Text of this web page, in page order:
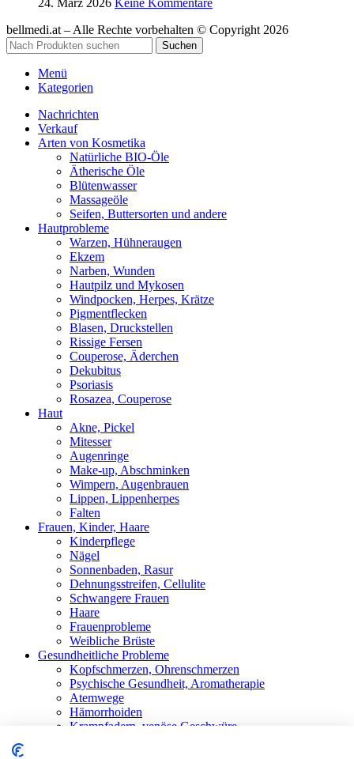
24. März 2026 Keine Kommentare
bellmedi.at – Alle Rechte vorbehalten © Copyright 2026
Suchen
Menü
Kategorien
Nachrichten
Verkauf
Arten von Kosmetika
Natürliche BIO-Öle
Ätherische Öle
Blütenwasser
Massageöle
Seifen, Buttersorten und andere
Hautprobleme
Warzen, Hühneraugen
Ekzem
Narben, Wunden
Hautpilz und Mykosen
Windpocken, Herpes, Krätze
Pigmentflecken
Blasen, Druckstellen
Rissige Fersen
Couperose, Äderchen
Dekubitus
Psoriasis
Rosazea, Couperose
Haut
Akne, Pickel
Mitesser
Augenringe
Make-up, Abschminken
Wimpern, Augenbrauen
Lippen, Lippenherpes
Falten
Frauen, Kinder, Haare
Kinderpflege
Nägel
Sonnenbaden, Rasur
Dehnungsstreifen, Cellulite
Schwangere Frauen
Haare
Frauenprobleme
Weibliche Brüste
Gesundheitliche Probleme
Kopfschmerzen, Ohrenschmerzen
Psychische Gesundheit, Aromatherapie
Atemwege
Hämorrhoiden
Krampfadern, venöse Geschwüre